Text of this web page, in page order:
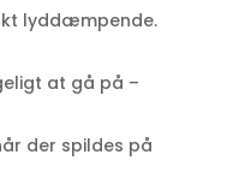
lyddæmpende.
at gå på –
der spildes på